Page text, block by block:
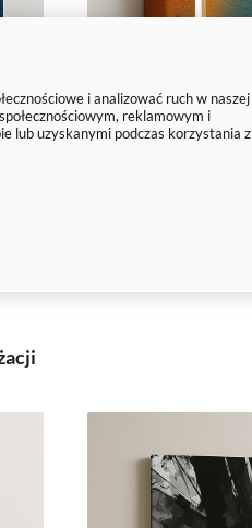
i analizować ruch w naszej
reklamowym i
lub uzyskanymi podczas korzystania z